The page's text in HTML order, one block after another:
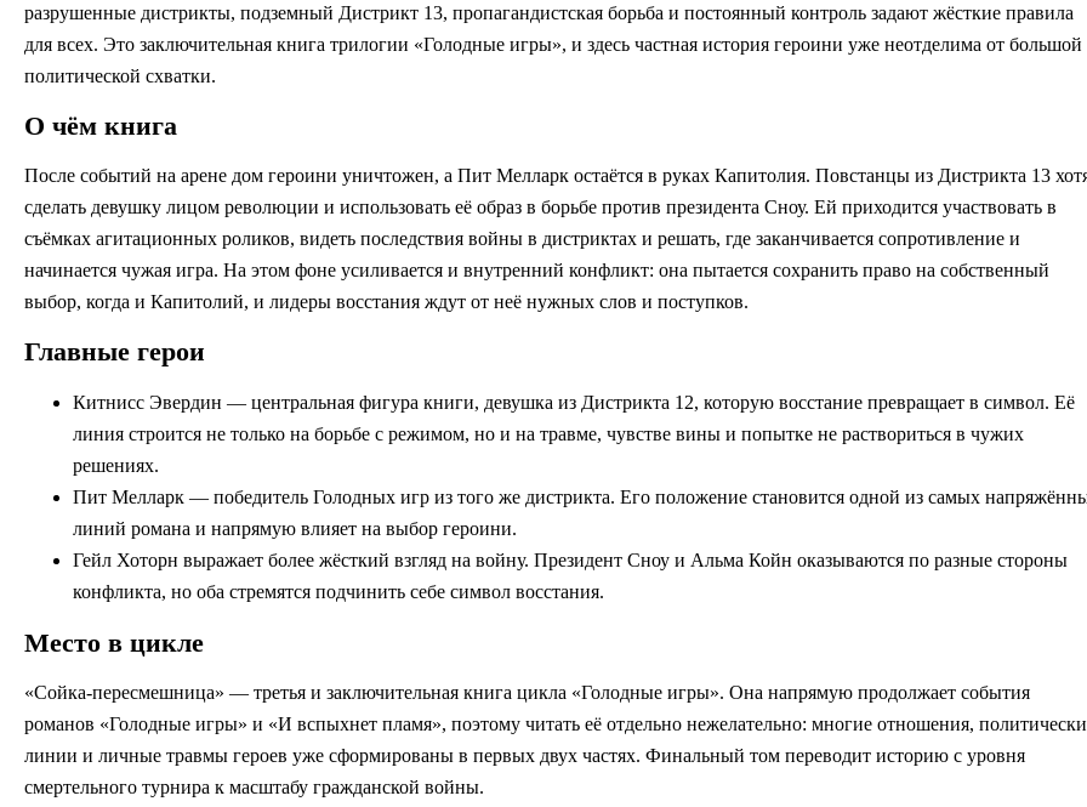
разрушенные дистрикты, подземный Дистрикт 13, пропагандистская борьба и постоянный контроль задают жёсткие правила
для всех. Это заключительная книга трилогии «Голодные игры», и здесь частная история героини уже неотделима от большой
политической схватки.
О чём книга
После событий на арене дом героини уничтожен, а Пит Мелларк остаётся в руках Капитолия. Повстанцы из Дистрикта 13
сделать девушку лицом революции и использовать её образ в борьбе против президента Сноу. Ей приходится участвовать в
съёмках агитационных роликов, видеть последствия войны в дистриктах и решать, где заканчивается сопротивление и
начинается чужая игра. На этом фоне усиливается и внутренний конфликт: она пытается сохранить право на собственный
выбор, когда и Капитолий, и лидеры восстания ждут от неё нужных слов и поступков.
Главные герои
Китнисс Эвердин — центральная фигура книги, девушка из Дистрикта 12, которую восстание превращает в символ. Её
линия строится не только на борьбе с режимом, но и на травме, чувстве вины и попытке не раствориться в чужих
решениях.
Пит Мелларк — победитель Голодных игр из того же дистрикта. Его положение становится одной из самых
линий романа и напрямую влияет на выбор героини.
Гейл Хоторн выражает более жёсткий взгляд на войну. Президент Сноу и Альма Койн оказываются по разные стороны
конфликта, но оба стремятся подчинить себе символ восстания.
Место в цикле
«Сойка-пересмешница» — третья и заключительная книга цикла «Голодные игры». Она напрямую продолжает события
романов «Голодные игры» и «И вспыхнет пламя», поэтому читать её отдельно нежелательно: многие отношения,
линии и личные травмы героев уже сформированы в первых двух частях. Финальный том переводит историю с уровня
смертельного турнира к масштабу гражданской войны.